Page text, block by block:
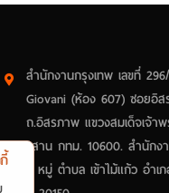
สำนักงานกรุงเทพ เลขที่
Giovani (ห้อง 607) ซอยอิส
ถ.อิสรภาพ แขวงสมเด็จเจ้าพ
คลองสาน กทม. 10600. สำนักง
173-2 หมู่ ตำบล เข้าไม้แก้ว อำเ